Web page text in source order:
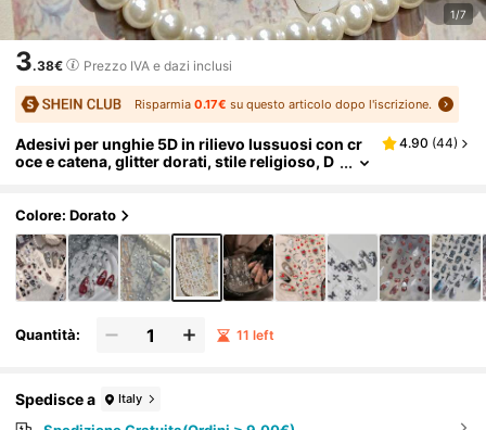
1/7
3.38€ Prezzo IVA e dazi inclusi
Risparmia 0.17€ su questo articolo dopo l'iscrizione.
Adesivi per unghie 5D in rilievo lussuosi con cr
oce e catena, glitter dorati, stile religioso, D
rte di unghie fai-da-te per uso quotidiano, feste,
salone di bellezza, 1 foglio
4.90 (44)
Colore: Dorato
Quantità: 11 left
Spedisce a Italy